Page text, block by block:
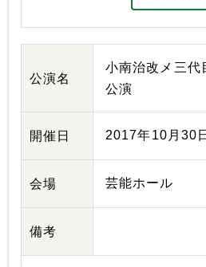
公演名
小南治改メ三代
公演
開催日 2017年10月30
会場 芸能ホール
備考